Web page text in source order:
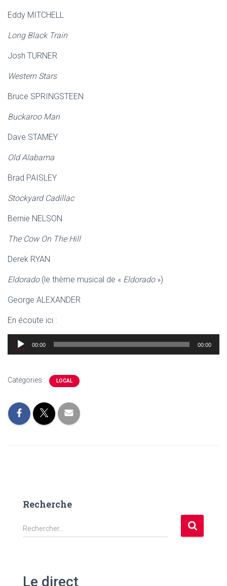
Eddy MITCHELL
Long Black Train
Josh TURNER
Western Stars
Bruce SPRINGSTEEN
Buckaroo Man
Dave STAMEY
Old Alabama
Brad PAISLEY
Stockyard Cadillac
Bernie NELSON
The Cow On The Hill
Derek RYAN
Eldorado(le thème musical de « Eldorado»)
George ALEXANDER
En écoute ici :
Lecteur
audio
00:00 00:00
Catégories : LOCAL
Recherche
R
e
Rechercher…
Le direct